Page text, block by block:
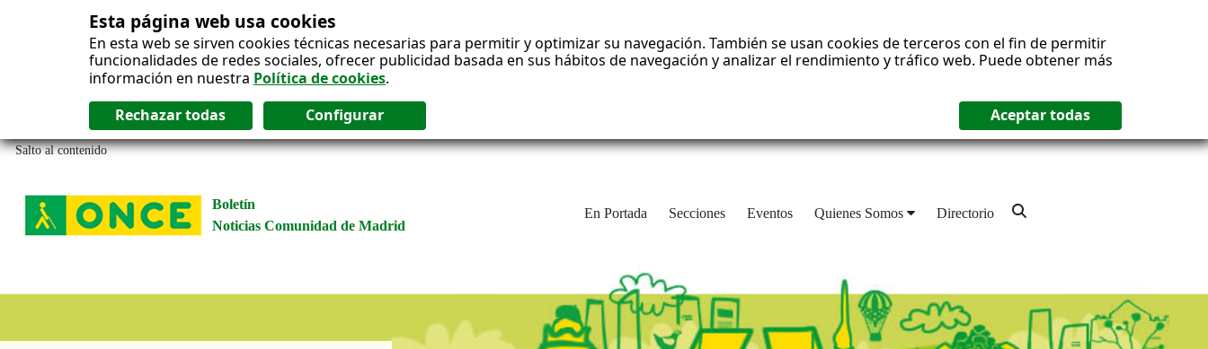
Esta página web usa cookies
En esta web se sirven cookies técnicas necesarias para permitir y optimizar su navegación. También se usan cookies de terceros con el fin de permitir
funcionalidades de redes sociales, ofrecer publicidad basada en sus hábitos de navegación y analizar el rendimiento y tráfico web. Puede obtener más
información en nuestra Política de cookies.
Salto al contenido
Boletín
Noticias Comunidad de Madrid
En Portada Secciones Eventos Quienes Somos Directorio